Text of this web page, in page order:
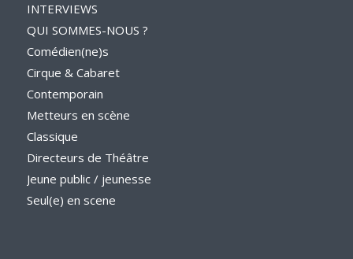
INTERVIEWS
QUI SOMMES-NOUS ?
Comédien(ne)s
Cirque & Cabaret
Contemporain
Metteurs en scène
Classique
Directeurs de Théâtre
Jeune public / jeunesse
Seul(e) en scene